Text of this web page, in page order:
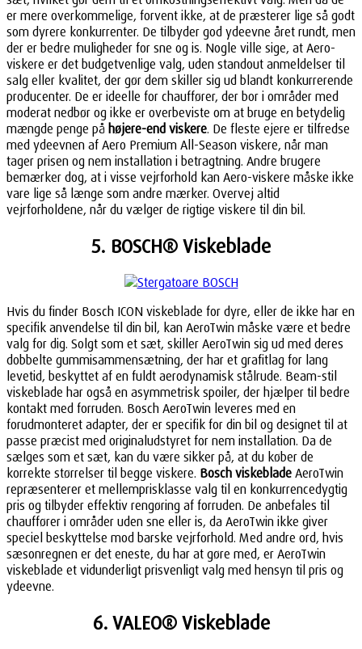
er mere overkommelige, forvent ikke, at de præsterer lige så godt
som dyrere konkurrenter. De tilbyder god ydeevne året rundt, men
der er bedre muligheder for sne og is. Nogle ville sige, at Aero-
viskere er det budgetvenlige valg, uden standout anmeldelser til
salg eller kvalitet, der gør dem skiller sig ud blandt konkurrerende
producenter. De er ideelle for chauffører, der bor i områder med
moderat nedbør og ikke er overbeviste om at bruge en betydelig
mængde penge på højere-end viskere. De fleste ejere er tilfredse
med ydeevnen af Aero Premium All-Season viskere, når man
tager prisen og nem installation i betragtning. Andre brugere
bemærker dog, at i visse vejrforhold kan Aero-viskere måske ikke
vare lige så længe som andre mærker. Overvej altid
vejrforholdene, når du vælger de rigtige viskere til din bil.
5. BOSCH® Viskeblade
Hvis du finder Bosch ICON viskeblade for dyre, eller de ikke har en
specifik anvendelse til din bil, kan AeroTwin måske være et bedre
valg for dig. Solgt som et sæt, skiller AeroTwin sig ud med deres
dobbelte gummisammensætning, der har et grafitlag for lang
levetid, beskyttet af en fuldt aerodynamisk stålrude. Beam-stil
viskeblade har også en asymmetrisk spoiler, der hjælper til bedre
kontakt med forruden. Bosch AeroTwin leveres med en
forudmonteret adapter, der er specifik for din bil og designet til at
passe præcist med originaludstyret for nem installation. Da de
sælges som et sæt, kan du være sikker på, at du køber de
korrekte størrelser til begge viskere. Bosch viskeblade AeroTwin
repræsenterer et mellemprisklasse valg til en konkurrencedygtig
pris og tilbyder effektiv rengøring af forruden. De anbefales til
chauffører i områder uden sne eller is, da AeroTwin ikke giver
speciel beskyttelse mod barske vejrforhold. Med andre ord, hvis
sæsonregnen er det eneste, du har at gøre med, er AeroTwin
viskeblade et vidunderligt prisvenligt valg med hensyn til pris og
ydeevne.
6. VALEO® Viskeblade